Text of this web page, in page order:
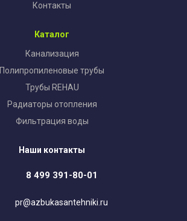
Контакты
Каталог
Канализация
Полипропиленовые трубы
Трубы REHAU
Радиаторы отопления
Фильтрация воды
Наши контакты
8 499 391-80-01
pr@azbukasantehniki.ru